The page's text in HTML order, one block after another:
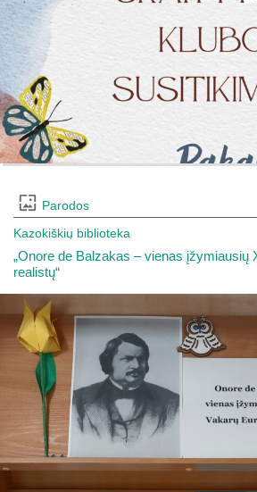
Parodos
Kazokiškių biblioteka
„Onore de Balzakas – vienas įžymiausių
realistų“